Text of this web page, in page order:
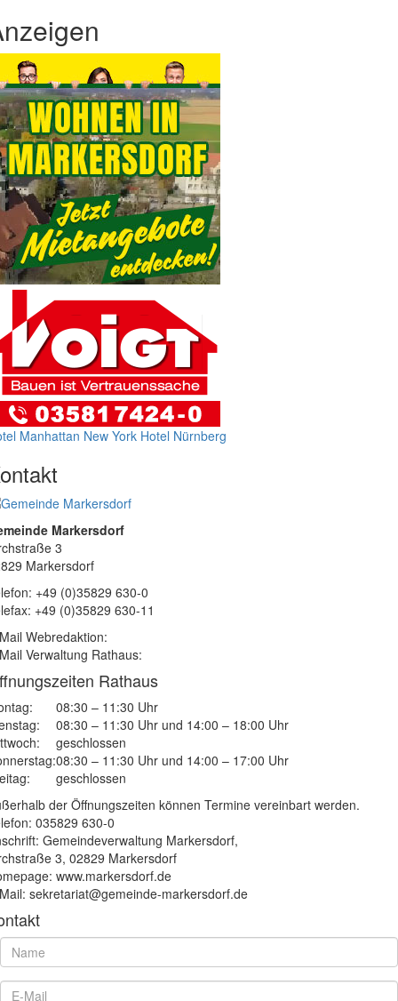
Manhattan New York Hotel Nürnberg
Markersdorf
3
Markersdorf
+49 (0)35829 630-0
+49 (0)35829 630-11
Webredaktion:
Verwaltung Rathaus:
Rathaus
08:30 – 11:30 Uhr
08:30 – 11:30 Uhr und 14:00 – 18:00 Uhr
geschlossen
08:30 – 11:30 Uhr und 14:00 – 17:00 Uhr
geschlossen
der Öffnungszeiten können Termine vereinbart werden.
035829 630-0
Gemeindeverwaltung Markersdorf,
3, 02829 Markersdorf
www.markersdorf.de
sekretariat@gemeinde-markersdorf.de